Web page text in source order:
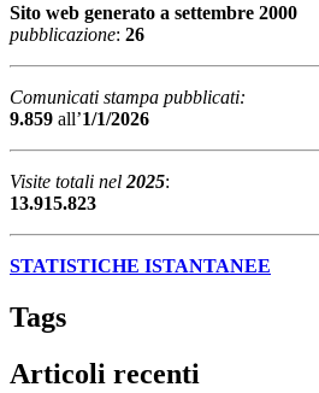
Sito web generato a
pubblicazione: 26
Comunicati stampa pubblicati:
9.859 all’1/1/2026
Visite totali nel 2025:
13.915.823
STATISTICHE ISTANTANEE
Tags
Articoli recenti